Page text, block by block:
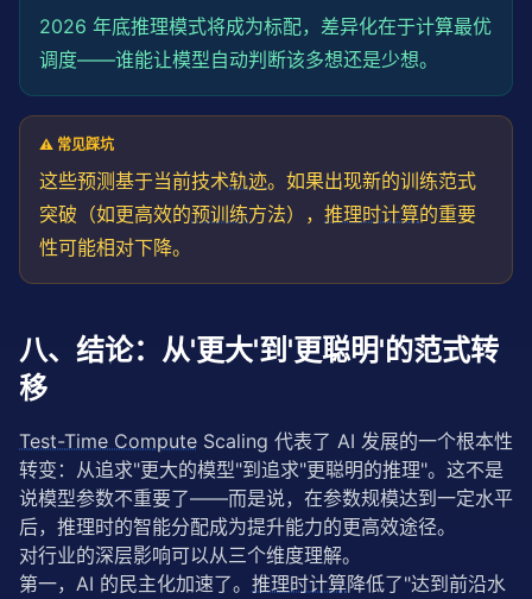
2026 年底推理模式将成为标配，差异化在于计算最优
调度——谁能让模型自动判断该多想还是少想。
⚠️ 常见踩坑
这些预测基于当前技术轨迹。如果出现新的训练范式
突破（如更高效的预训练方法）， 推理时计算的重要
性可能相对下降。
八、结论：从'更大'到'更聪明'的范式转
移
Test-Time Compute Scaling 代表了 AI 发展的一个根本性
转变：从追求"更大的模型"到追求"更聪明的推理"。这不是
说模型参数不重要了——而是说，在参数规模达到一定水平
后，推理时的智能分配成为提升能力的更高效途径。
对行业的深层影响可以从三个维度理解。
第一，AI 的民主化加速了。 推理时计算降低了"达到前沿水